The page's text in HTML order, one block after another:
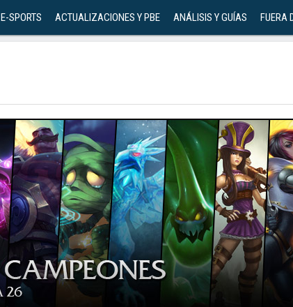
E-SPORTS ACTUALIZACIONES Y PBE ANÁLISIS Y GUÍAS FUERA